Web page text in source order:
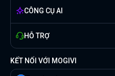
CÔNG CỤ AI
HỖ TRỢ
KẾT NỐI VỚI MOGIVI